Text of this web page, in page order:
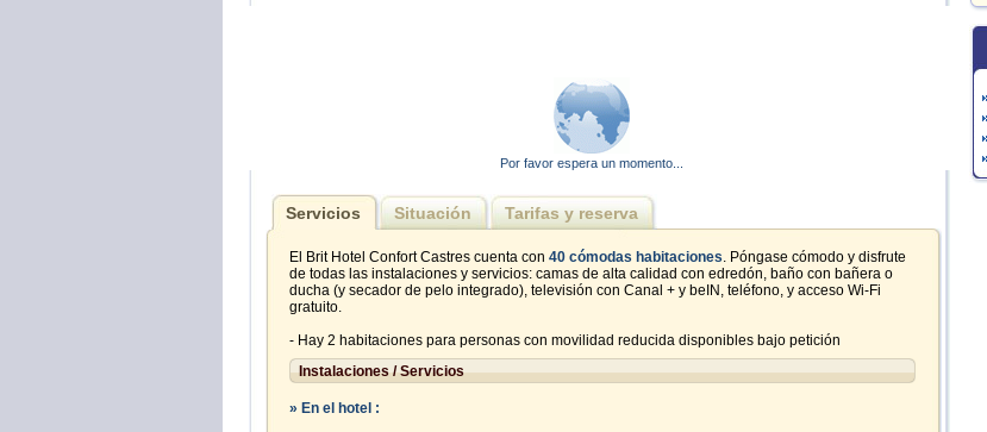
Por favor espera un momento...
Servicios Situación Tarifas y reserva
El Brit Hotel Confort Castres cuenta con 40 cómodas habitaciones. Póngase cómodo y disfrute
de todas las instalaciones y servicios: camas de alta calidad con edredón, baño con bañera o
ducha (y secador de pelo integrado), televisión con Canal + y beIN, teléfono, y acceso Wi-Fi
gratuito.
- Hay 2 habitaciones para personas con movilidad reducida disponibles bajo petición
Instalaciones / Servicios
» En el hotel :